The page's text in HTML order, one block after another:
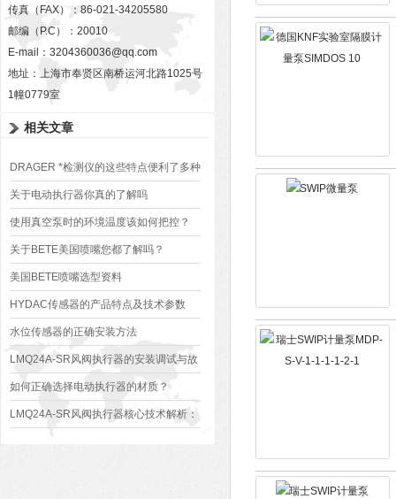
传真（FAX）：86-021-34205580
邮编（P.C）：20010
E-mail： 3204360036@qq.com
地址：上海市奉贤区南桥运河北路1025号
1幢0779室
相关文章
DRAGER *检测仪的这些特点便利了多种
行业
关于电动执行器你真的了解吗
使用真空泵时的环境温度该如何把控？
关于BETE美国喷嘴您都了解吗？
美国BETE喷嘴选型资料
HYDAC传感器的产品特点及技术参数
水位传感器的正确安装方法
LMQ24A-SR风阀执行器的安装调试与故
障排除
如何正确选择电动执行器的材质？
LMQ24A-SR风阀执行器核心技术解析：